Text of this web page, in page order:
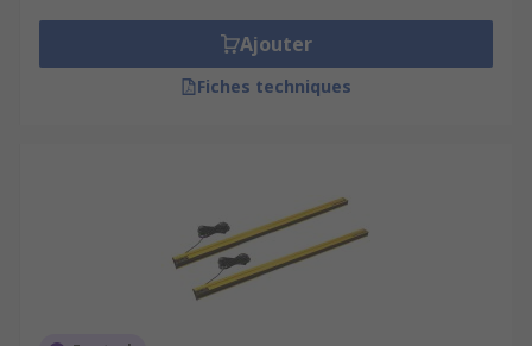
Ajouter
Fiches techniques